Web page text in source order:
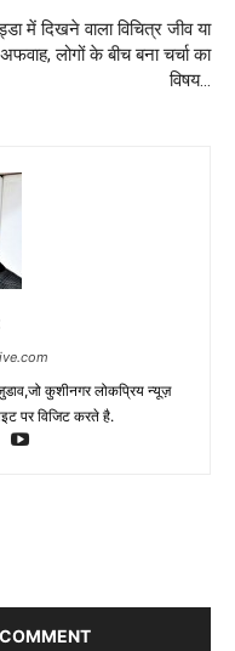
में दिखने वाला विचित्र जीव या
अफवाह, लोगों के बीच बना चर्चा का
विषय…
कुशीनगर लोकप्रिय न्यूज़
पर विजिट करते है.